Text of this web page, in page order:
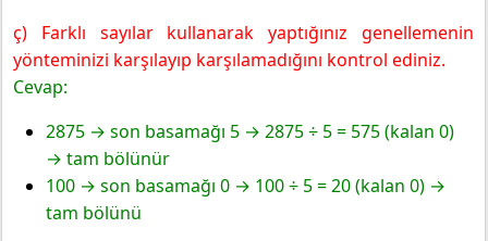
ç) Farklı sayılar kullanarak yaptığınız genellemenin
yönteminizi karşılayıp karşılamadığını kontrol ediniz.
Cevap:
2875 → son basamağı 5 → 2875 ÷ 5 = 575 (kalan 0)
→ tam bölünür
100 → son basamağı 0 → 100 ÷ 5 = 20 (kalan 0) →
tam bölünü